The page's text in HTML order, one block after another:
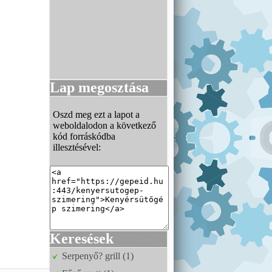
Lap megosztása
Oszd meg ezt a lapot a
weboldalodon a következő
kód forráskódba
illesztésével:
Keresések
Serpenyő? grill (1)